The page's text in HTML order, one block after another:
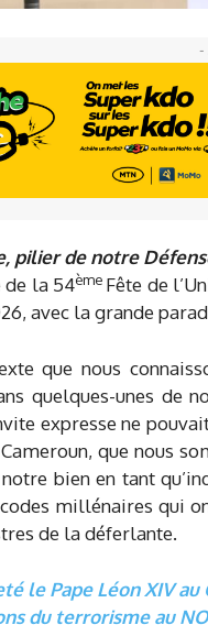
-
pilier de notre
de la 54ème Fête de
avec la grande
que nous
quelques-unes de
expresse ne
que nous
bien en tant
millénaires qui
de la déferlante.
le Pape Léon XIV
du terrorisme au